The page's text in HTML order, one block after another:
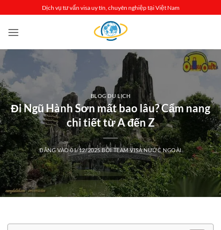
qua
nội
Dịch vụ tư vấn visa uy tín, chuyên nghiệp tại Việt Nam
BLOG DU LỊCH
Đi Ngũ Hành Sơn mất bao lâu? Cẩm nang
chi tiết từ A đến Z
ĐĂNG VÀO01/12/2025 BỞITEAM VISA NƯỚC NGOÀI